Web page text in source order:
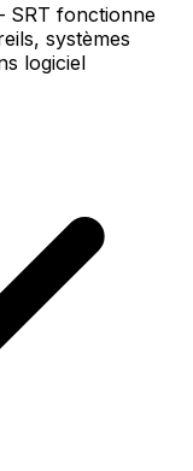
fonctionne
systèmes
logiciel